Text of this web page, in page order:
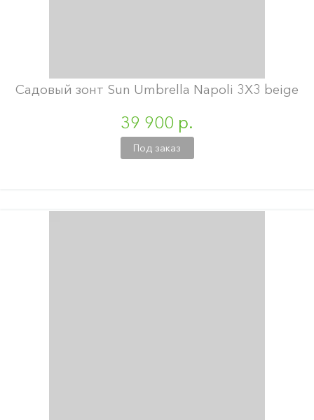
Садовый зонт Sun Umbrella Napoli 3X3 beige
39 900 р.
Под заказ